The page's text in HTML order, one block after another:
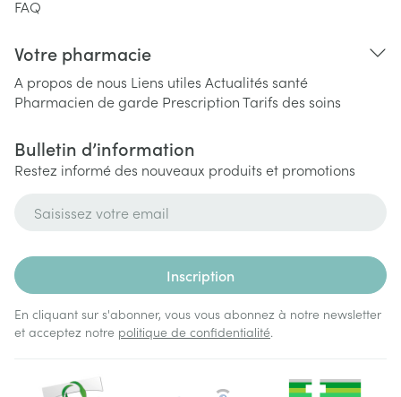
FAQ
Votre pharmacie
A propos de nous Liens utiles Actualités santé
Pharmacien de garde PrescriptionTarifs des soins
Bulletin d’information
Restez informé des nouveaux produits et promotions
Inscription
En cliquant sur s'abonner, vous vous abonnez à notre newsletter
et acceptez notre politique de confidentialité.